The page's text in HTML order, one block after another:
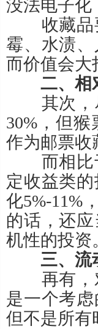
没法电子化
收藏品要
霉、水渍
而价值会大
二、相
其次，尽
30%，但
作为邮票收
而相比于
定收益类
化5%-11%
的话，还
机性的投资
三、流
再有，对
是一个考
但不是所有